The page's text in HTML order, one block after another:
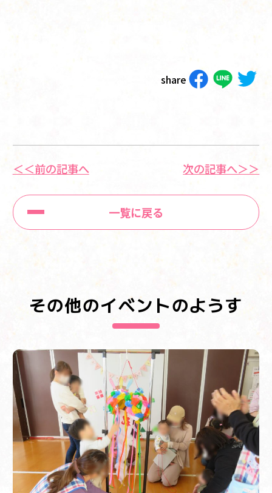
share
＜＜前の記事へ
一覧に戻る
次の記事へ＞＞
その他のイベントのようす